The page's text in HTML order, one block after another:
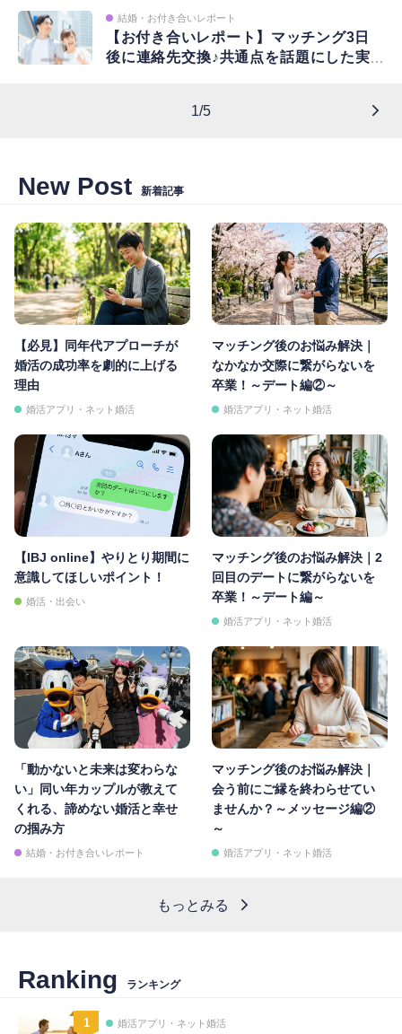
結婚・お付き合いレポート
【お付き合いレポート】マッチング3日
後に連絡先交換♪共通点を話題にした実
1/5
New Post 新着記事
【必見】同年代アプローチが
婚活の成功率を劇的に上げる
理由
婚活アプリ・ネット婚活
マッチング後のお悩み解決｜
なかなか交際に繋がらないを
卒業！～デート編②～
婚活アプリ・ネット婚活
【IBJ online】やりとり期間に
意識してほしいポイント！
婚活・出会い
マッチング後のお悩み解決｜2
回目のデートに繋がらないを
卒業！～デート編～
婚活アプリ・ネット婚活
「動かないと未来は変わらな
い」同い年カップルが教えて
くれる、諦めない婚活と幸せ
の掴み方
結婚・お付き合いレポート
マッチング後のお悩み解決｜
会う前にご縁を終わらせてい
ませんか？～メッセージ編②
～
婚活アプリ・ネット婚活
もっとみる
Ranking ランキング
1 婚活アプリ・ネット婚活